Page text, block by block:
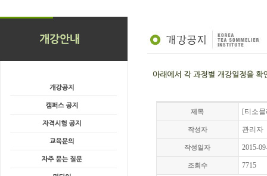
제목 [티소
작성자 관리자
작성일자 2015-
조회수 7715